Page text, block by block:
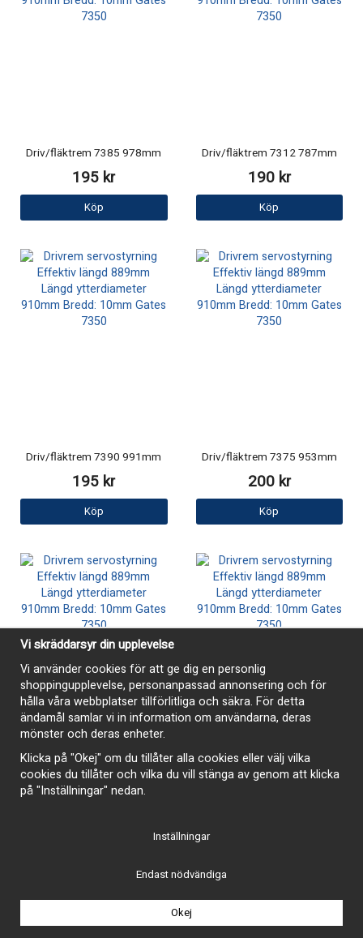
Driv/fläktrem 7385 978mm
195 kr
Köp
Driv/fläktrem 7312 787mm
190 kr
Köp
Driv/fläktrem 7390 991mm
195 kr
Köp
Driv/fläktrem 7375 953mm
200 kr
Köp
Driv/fläktrem 7370 939mm
190 kr
Driv/fläktrem 7365 927mm
190 kr
Vi skräddarsyr din upplevelse
Vi använder cookies för att ge dig en personlig
shoppingupplevelse, personanpassad annonsering och för
hålla våra webbplatser tillförlitliga och säkra. För detta
ändamål samlar vi in information om användarna, deras
mönster och deras enheter.
Klicka på "Okej" om du tillåter alla cookies eller välj vilka
cookies du tillåter och vilka du vill stänga av genom att klicka
på "Inställningar" nedan.
Inställningar
Endast nödvändiga
Okej